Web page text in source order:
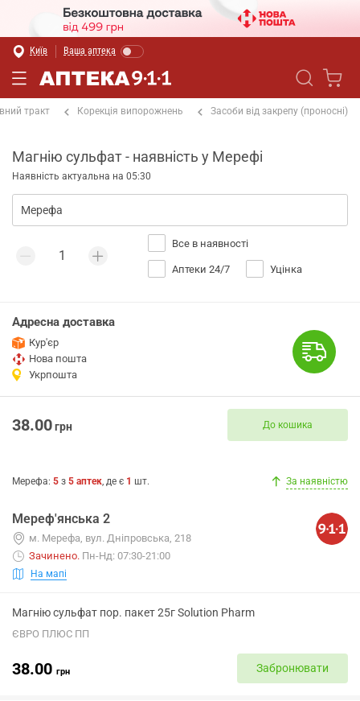
Київ Ваша аптека
тракт Корекція випорожнень Засоби від закрепу (проносні)
Магнію сульфат - наявність у Мерефі
Наявність актуальна на 05:30
Все в наявності
Аптеки 24/7 Уцінка
Адресна доставка
Кур'єр
Нова пошта
Укрпошта
38.00грн До кошика
Мерефа: 5 з 5 аптек, де є 1 шт. За наявністю
Мереф'янська 2
м. Мерефа, вул. Дніпровська, 218
Зачинено. Пн-Нд: 07:30-21:00
На мапі
Магнію сульфат пор. пакет 25г Solution Pharm
ЄВРО ПЛЮС ПП
38.00 грн Забронювати